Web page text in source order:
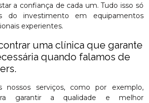
a confiança de cada um. Tudo isso só
do investimento em equipamentos
experientes.
uma clínica que garante
quando falamos de
nossos serviços, como por exemplo,
garantir a qualidade e melhor